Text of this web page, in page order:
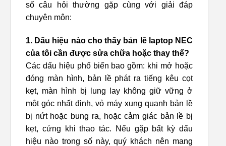
số câu hỏi thường gặp cùng với giải đáp
chuyên môn:
1. Dấu hiệu nào cho thấy bản lề laptop NEC
của tôi cần được sửa chữa hoặc thay thế?
Các dấu hiệu phổ biến bao gồm: khi mở hoặc
đóng màn hình, bản lề phát ra tiếng kêu cọt
kẹt, màn hình bị lung lay không giữ vững ở
một góc nhất định, vỏ máy xung quanh bản lề
bị nứt hoặc bung ra, hoặc cảm giác bản lề bị
kẹt, cứng khi thao tác. Nếu gặp bất kỳ dấu
hiệu nào trong số này, quý khách nên mang